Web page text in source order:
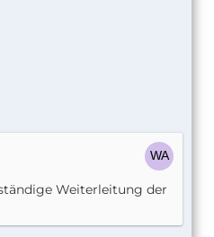
Weiterleitung der